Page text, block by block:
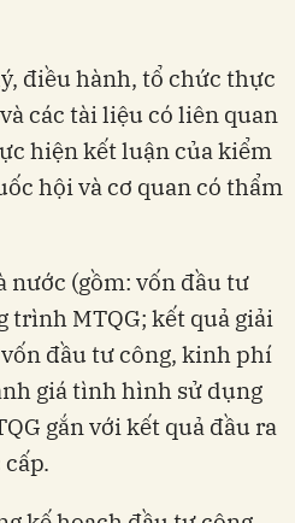
điều hành, tổ chức thực
các tài liệu có liên quan
hiện kết luận của kiểm
hội và cơ quan có thẩm
nước (gồm: vốn đầu tư
MTQG; kết quả giải
đầu tư công, kinh phí
giá tình hình sử dụng
gắn với kết quả đầu ra